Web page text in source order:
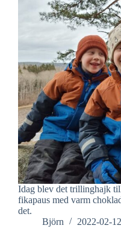
Idag blev det trillinghajk
fikapaus med varm
det.
Björn
2022-02-12